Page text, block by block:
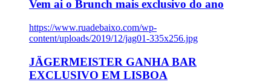
Vem ai o Brunch mais exclusivo do ano
https://www.ruadebaixo.com/wp-
content/uploads/2019/12/jag01-335x256.jpg
JÄGERMEISTER GANHA BAR
EXCLUSIVO EM LISBOA